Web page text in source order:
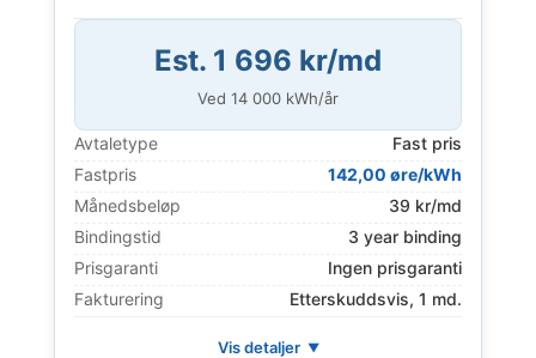
Est. 1 696 kr/md
Ved 14 000 kWh/år
Avtaletype
Fast pris
Fastpris
142,00 øre/kWh
Månedsbeløp
39 kr/md
Bindingstid
3 year binding
Prisgaranti
Ingen prisgaranti
Fakturering
Etterskuddsvis, 1 md.
Vis detaljer